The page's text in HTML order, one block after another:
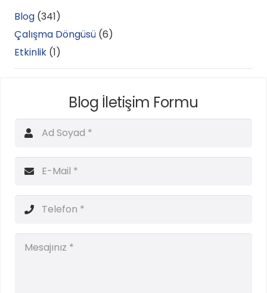
Blog (341)
Çalışma Döngüsü (6)
Etkinlik (1)
Blog İletişim Formu